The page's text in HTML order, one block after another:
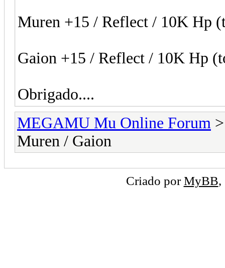
Muren +15 / Reflect / 10K Hp
Gaion +15 / Reflect / 10K Hp
Obrigado....
MEGAMU Mu Online Forum
Muren / Gaion
Criado porMyBB,